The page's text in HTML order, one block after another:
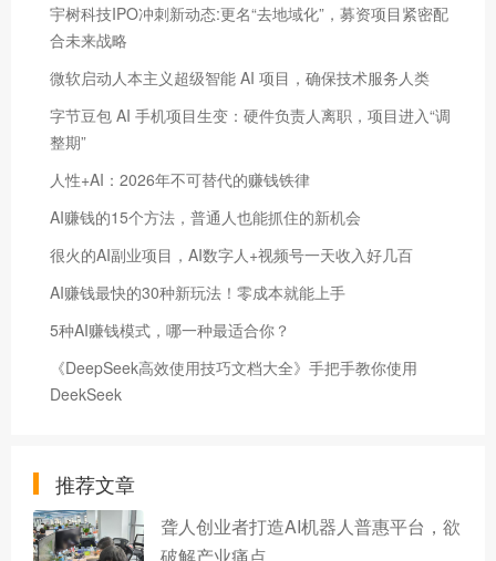
宇树科技IPO冲刺新动态:更名“去地域化”，募资项目紧密配
合未来战略
微软启动人本主义超级智能 AI 项目，确保技术服务人类
字节豆包 AI 手机项目生变：硬件负责人离职，项目进入“调
整期”
人性+AI：2026年不可替代的赚钱铁律
AI赚钱的15个方法，普通人也能抓住的新机会
很火的AI副业项目，AI数字人+视频号一天收入好几百
AI赚钱最快的30种新玩法！零成本就能上手
5种AI赚钱模式，哪一种最适合你？
《DeepSeek高效使用技巧文档大全》手把手教你使用
DeekSeek
推荐文章
聋人创业者打造AI机器人普惠平台，欲